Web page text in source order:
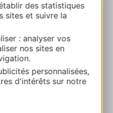
des statistiques
sites et suivre la
: analyser vos
nos sites en
personnalisées,
d'intérêts sur notre
de Lorette
12150 SEVERAC-LE-